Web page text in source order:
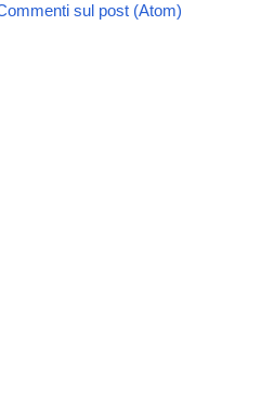
sul post (Atom)